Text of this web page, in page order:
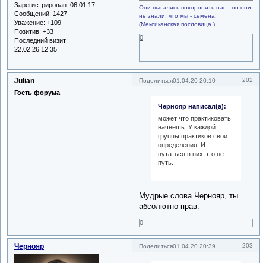
Зарегистрирован: 06.01.17
Сообщений: 1427
Уважение: +109
Позитив: +33
Последний визит:
22.02.26 12:35
Они пытались похоронить нас...но они
не знали, что мы - семена!
(Мексиканская пословица )
0
Поделиться 202
01.04.20 20:10
Julian
Гость форума
Чернояр написал(а):
может что практиковать
начнешь. У каждой
группы практиков свои
определения. И
путаться в них это не
путь.
Мудрые слова Чернояр, ты
абсолютно прав.
0
Поделиться 203
01.04.20 20:39
Чернояр